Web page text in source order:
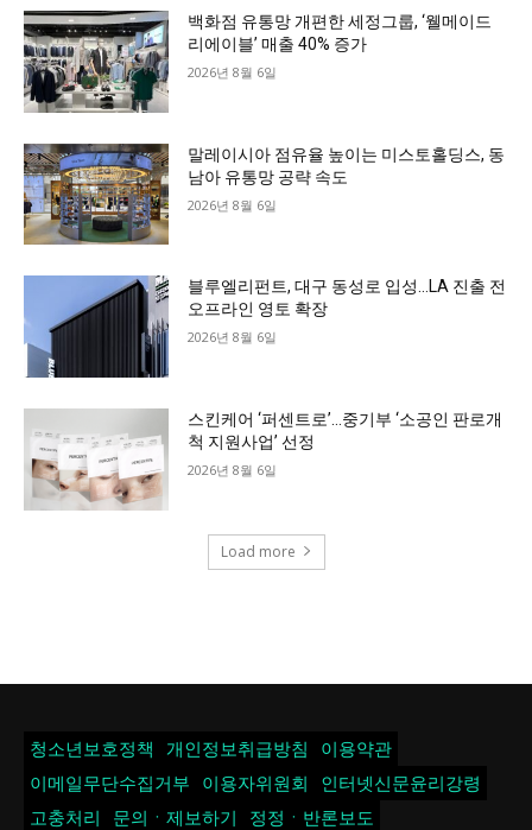
백화점 유통망 개편한 세정그룹, ‘웰메이드
리에이블’ 매출 40% 증가
2026년 8월 6일
말레이시아 점유율 높이는 미스토홀딩스, 동
남아 유통망 공략 속도
2026년 8월 6일
블루엘리펀트, 대구 동성로 입성…LA 진출 전
오프라인 영토 확장
2026년 8월 6일
스킨케어 ‘퍼센트로’…중기부 ‘소공인 판로개
척 지원사업’ 선정
2026년 8월 6일
Load more
청소년보호정책 개인정보취급방침
이용약관
이메일무단수집거부
이용자위원회
인터넷신문윤리강령
고충처리
문의ㆍ제보하기 정정ㆍ반론보도